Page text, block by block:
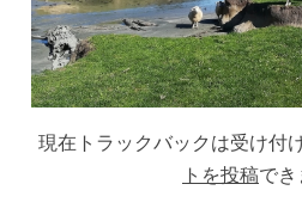
現在トラックバックは受け付
トを投稿でき